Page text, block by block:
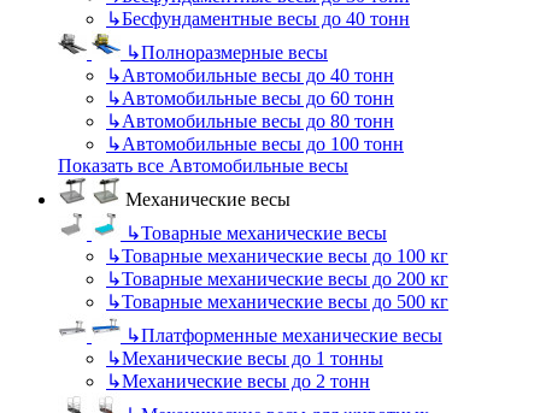
↳Бесфундаментные весы до 40 тонн
↳Полноразмерные весы
↳Автомобильные весы до 40 тонн
↳Автомобильные весы до 60 тонн
↳Автомобильные весы до 80 тонн
↳Автомобильные весы до 100 тонн
Показать все Автомобильные весы
Механические весы
↳Товарные механические весы
↳Товарные механические весы до 100 кг
↳Товарные механические весы до 200 кг
↳Товарные механические весы до 500 кг
↳Платформенные механические весы
↳Механические весы до 1 тонны
↳Механические весы до 2 тонн